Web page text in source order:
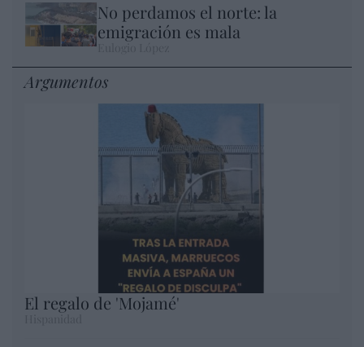
No perdamos el norte: la
emigración es mala
Argumentos
El regalo de 'Mojamé'